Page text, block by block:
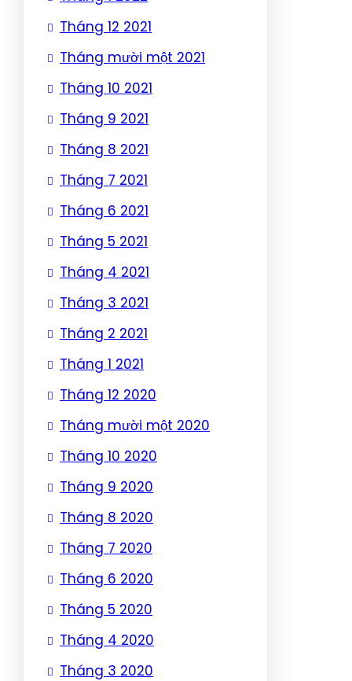
Tháng 12 2021
Tháng mười một 2021
Tháng 10 2021
Tháng 9 2021
Tháng 8 2021
Tháng 7 2021
Tháng 6 2021
Tháng 5 2021
Tháng 4 2021
Tháng 3 2021
Tháng 2 2021
Tháng 1 2021
Tháng 12 2020
Tháng mười một 2020
Tháng 10 2020
Tháng 9 2020
Tháng 8 2020
Tháng 7 2020
Tháng 6 2020
Tháng 5 2020
Tháng 4 2020
Tháng 3 2020